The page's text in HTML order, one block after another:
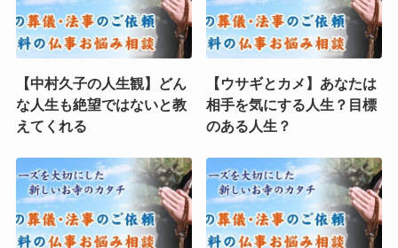
【中村久子の人生観】どん
な人生も絶望ではないと教
えてくれる
【ウサギとカメ】あなたは
相手を気にする人生？目標
のある人生？